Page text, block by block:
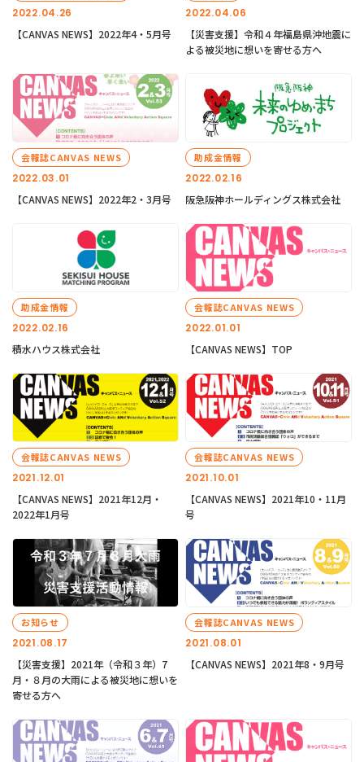
2022.04.26
【CANVAS NEWS】2022年4・5月号
2022.04.06
【災害支援】令和４年福島県沖地震に
よる被災地に想いを寄せる方へ
2022.03.01
会報誌CANVAS NEWS
【CANVAS NEWS】2022年2・3月号
2022.02.16
助成金情報
阪急阪神ホールディングス株式会社
2022.02.16
助成金情報
積水ハウス株式会社
2022.01.01
会報誌CANVAS NEWS
【CANVAS NEWS】TOP
2021.12.01
会報誌CANVAS NEWS
【CANVAS NEWS】2021年12月・
2022年1月号
2021.10.01
会報誌CANVAS NEWS
【CANVAS NEWS】2021年10・11月
号
2021.08.17
お知らせ
【災害支援】2021年（令和３年）7
月・８月の大雨による被災地に想いを
寄せる方へ
2021.08.01
会報誌CANVAS NEWS
【CANVAS NEWS】2021年8・9月号